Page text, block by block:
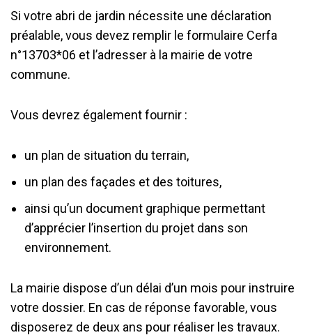
Si votre abri de jardin nécessite une déclaration
préalable, vous devez remplir le formulaire Cerfa
n°13703*06 et l’adresser à la mairie de votre
commune.
Vous devrez également fournir :
un plan de situation du terrain,
un plan des façades et des toitures,
ainsi qu’un document graphique permettant
d’apprécier l’insertion du projet dans son
environnement.
La mairie dispose d’un délai d’un mois pour instruire
votre dossier. En cas de réponse favorable, vous
disposerez de deux ans pour réaliser les travaux.